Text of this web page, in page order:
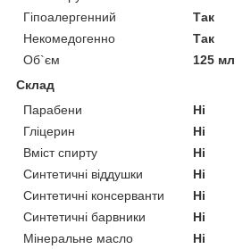
Гіпоалергенний
Так
Некомедогенно
Так
Об`єм
125 мл
Склад
Парабени
Ні
Гліцерин
Ні
Вміст спирту
Ні
Синтетичні віддушки
Ні
Синтетичні консерванти
Ні
Синтетичні барвники
Ні
Мінеральне масло
Ні